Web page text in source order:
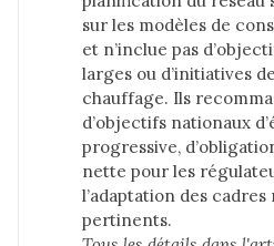
sur les modèles de
et n’inclue pas
larges ou d’initiatives
chauffage. Ils
d’objectifs nationaux
progressive,
nette pour les
l’adaptation des
pertinents.